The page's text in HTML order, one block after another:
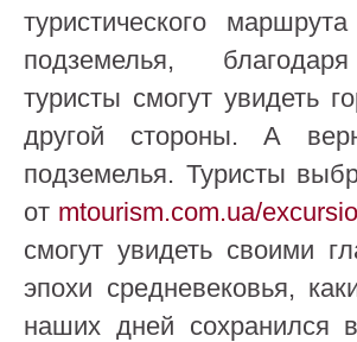
туристического
подземелья,
туристы смогут увидеть
другой стороны. А
подземелья. Туристы
от mtourism.com.ua/
смогут увидеть своими
эпохи средневековья,
наших дней сохранился